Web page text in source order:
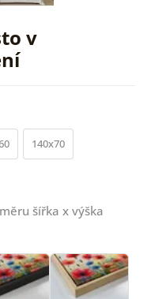
v
140x70
šířka x výška